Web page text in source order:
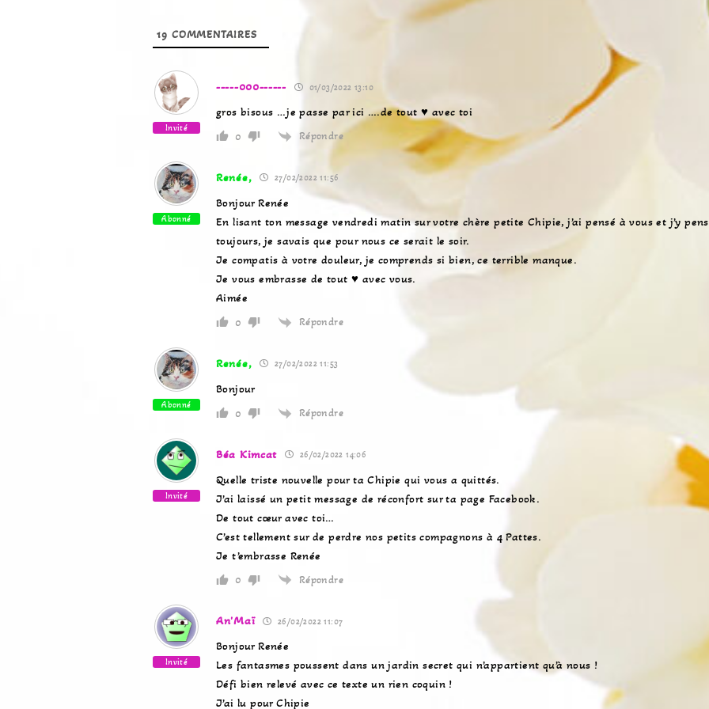
r
s
i
19 COMMENTAIRES
Invité
-----000------ 01/03/2022 13:10
gros bisous …je passe par ici ….de tout ♥ avec toi
0 Répondre
Abonné
Renée, 27/02/2022 11:56
Bonjour Renée
En lisant ton message vendredi matin sur votre chère petite Chipie, j’ai pensé à vous et j’y
toujours, je savais que pour nous ce serait le soir.
Je compatis à votre douleur, je comprends si bien, ce terrible manque.
Je vous embrasse de tout ♥ avec vous.
Aimée
0 Répondre
Abonné
Renée, 27/02/2022 11:53
Bonjour
0 Répondre
Invité
Béa Kimcat 26/02/2022 14:06
Quelle triste nouvelle pour ta Chipie qui vous a quittés.
J’ai laissé un petit message de réconfort sur ta page Facebook.
De tout cœur avec toi…
C’est tellement sur de perdre nos petits compagnons à 4 Pattes.
Je t’embrasse Renée
0 Répondre
Invité
An'Maï 26/02/2022 11:07
Bonjour Renée
Les fantasmes poussent dans un jardin secret qui n’appartient qu’à nous !
Défi bien relevé avec ce texte un rien coquin !
J’ai lu pour Chipie